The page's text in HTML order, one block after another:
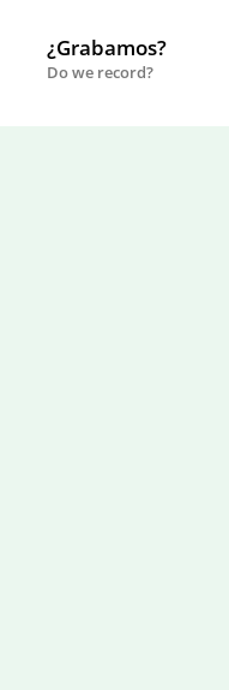
¿Grabamos?
Do we record?